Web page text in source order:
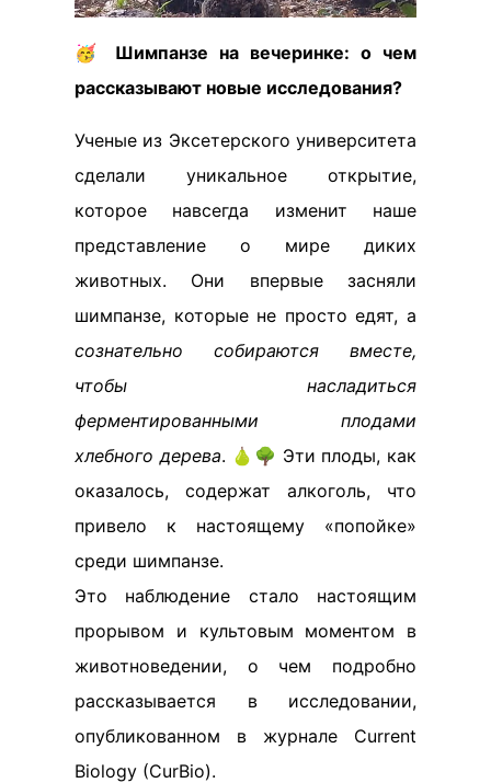
🥳 Шимпанзе на вечеринке: о чем
рассказывают новые исследования?
Ученые из Эксетерского университета
сделали уникальное открытие,
которое навсегда изменит наше
представление о мире диких
животных. Они впервые засняли
шимпанзе, которые не просто едят, а
сознательно собираются вместе,
чтобы насладиться
ферментированными плодами
хлебного дерева. 🍐🌳 Эти плоды, как
оказалось, содержат алкоголь, что
привело к настоящему «попойке»
среди шимпанзе.
Это наблюдение стало настоящим
прорывом и культовым моментом в
животноведении, о чем подробно
рассказывается в исследовании,
опубликованном в журнале Current
Biology (CurBio).